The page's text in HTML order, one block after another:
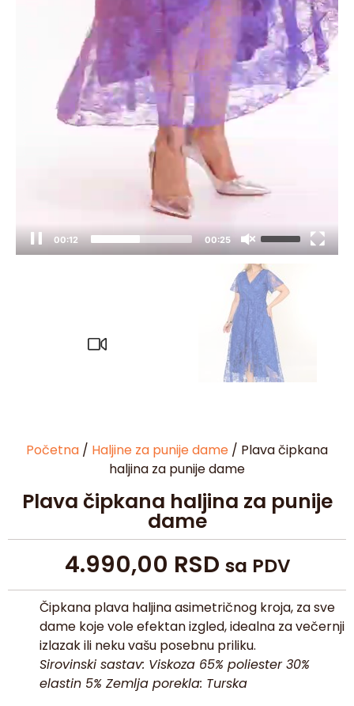
00:13 00:25
Početna / Haljine za punije dame / Plava čipkana
haljina za punije dame
Plava čipkana haljina za punije
dame
4.990,00 RSD sa PDV
Čipkana plava haljina asimetričnog kroja, za sve
dame koje vole efektan izgled, idealna za večernji
izlazak ili neku vašu posebnu priliku.
Sirovinski sastav: Viskoza 65% poliester 30%
elastin 5% Zemlja porekla: Turska